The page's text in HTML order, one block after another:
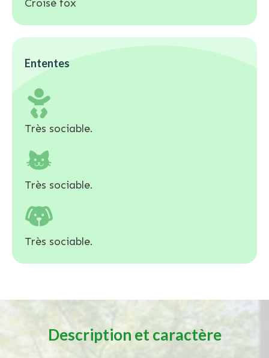
Croisé fox
Ententes
Très sociable.
Très sociable.
Très sociable.
Description et caractère